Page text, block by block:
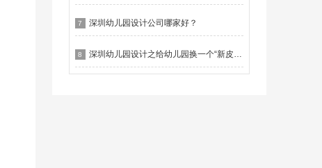
7 深圳幼儿园设计公司哪家好？
8 深圳幼儿园设计之给幼儿园换一个“新皮肤”